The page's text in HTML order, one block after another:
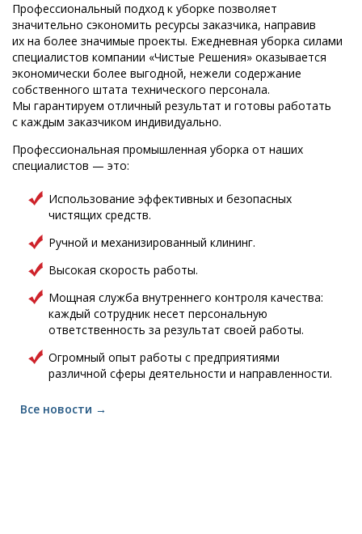
Профессиональный подход к уборке позволяет
значительно сэкономить ресурсы заказчика, направив
их на более значимые проекты. Ежедневная уборка силами
специалистов компании «Чистые Решения» оказывается
экономически более выгодной, нежели содержание
собственного штата технического персонала.
Мы гарантируем отличный результат и готовы работать
с каждым заказчиком индивидуально.
Профессиональная промышленная уборка от наших
специалистов — это:
Использование эффективных и безопасных
чистящих средств.
Ручной и механизированный клининг.
Высокая скорость работы.
Мощная служба внутреннего контроля качества:
каждый сотрудник несет персональную
ответственность за результат своей работы.
Огромный опыт работы с предприятиями
различной сферы деятельности и направленности.
Все новости →